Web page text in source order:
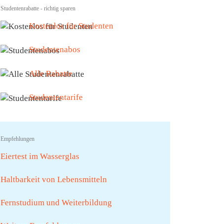
Studentenrabatte - richtig sparen
Kostenlos für Studenten
Studentenabos
Alle Rabatte
Studententarife
Empfehlungen
Eiertest im Wasserglas
Haltbarkeit von Lebensmitteln
Fernstudium und Weiterbildung